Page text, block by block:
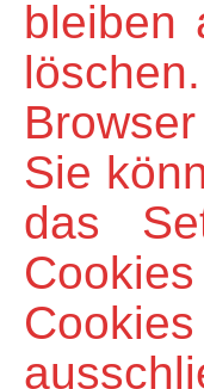
bleiben
Sie
das